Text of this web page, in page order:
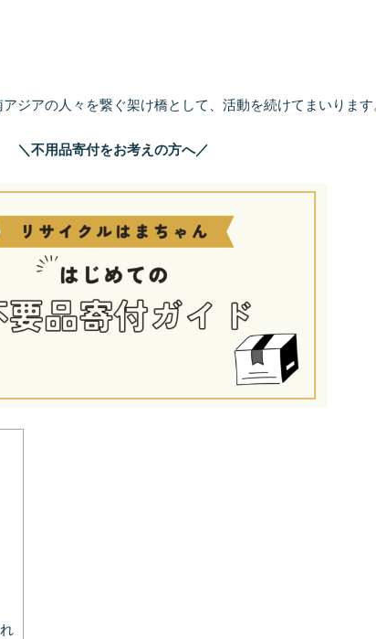
ジアの人々を繋ぐ架け橋として、活動を続けてまいります
＼不用品寄付をお考えの方へ／